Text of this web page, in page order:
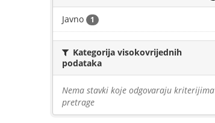
Javno 1
Kategorija visokovrijednih
podataka
Nema stavki koje odgovaraju kriterijima
pretrage